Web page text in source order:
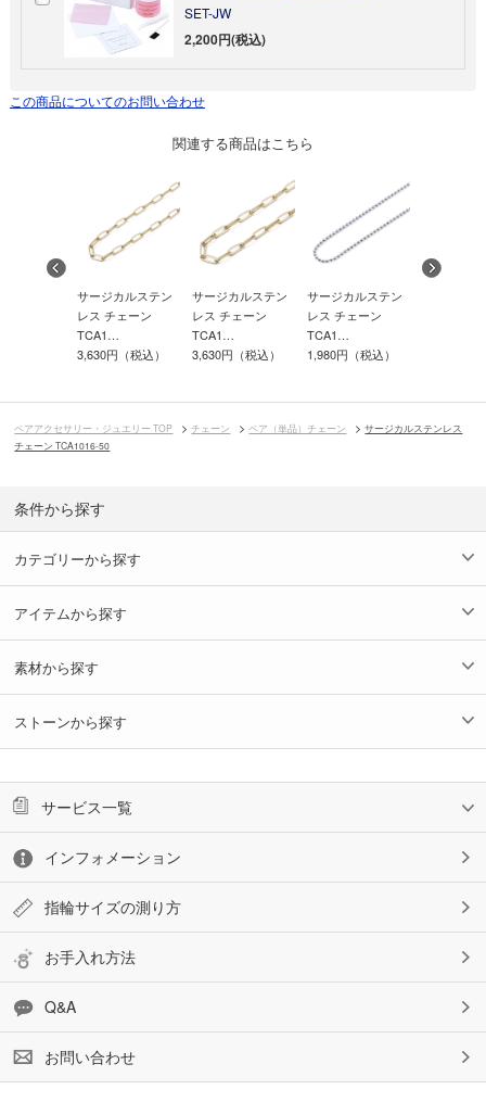
SET-JW
2,200円(税込)
この商品についてのお問い合わせ
関連する商品はこちら
サージカルステン
レス チェーン
TCA1…
3,630円（税込）
サージカルステン
レス チェーン
TCA1…
3,630円（税込）
サージカルステン
レス チェーン
TCA1…
1,980円（税込）
ペアアクセサリー・ジュエリー TOP チェーン ペア（単品）チェーン
サージカルステンレス
チェーン TCA1016-50
条件から探す
カテゴリーから探す
アイテムから探す
素材から探す
ストーンから探す
サービス一覧
インフォメーション
指輪サイズの測り方
お手入れ方法
Q&A
お問い合わせ